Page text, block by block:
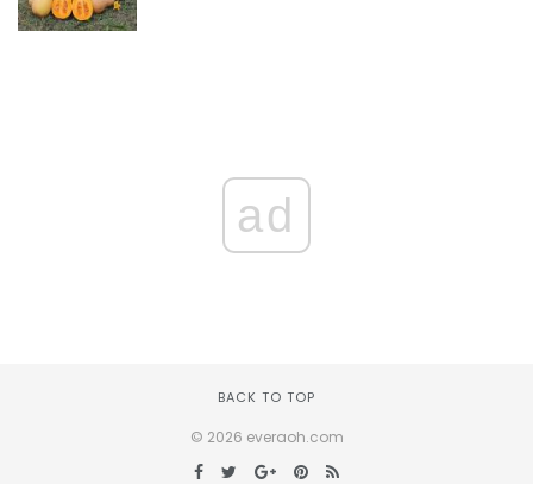
ad
BACK TO TOP
© 2026 everaoh.com